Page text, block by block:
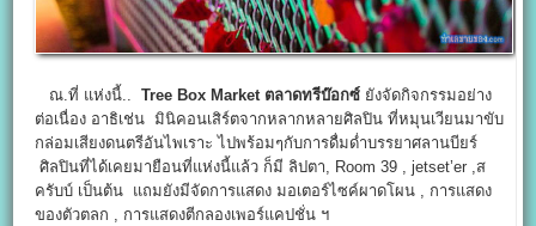
ณ.ที่ แห่งนี้..Tree Box Market ตลาดทรีบ๊อกซ์ ยังจัดกิจกรรมอย่าง
ต่อเนื่อง อาธิเช่น มินิคอนเสิร์ตจากหลากหลายศิลปิน ที่หมุนเวียนมาขับ
กล่อมเสียงดนตรีอันไพเราะ ไปพร้อมๆกับการดื่มด่ำบรรยาศลานบียร์
ศิลปินที่ได้เคยมายือนที่แห่งนี้แล้ว ก็มี ลิปตา, Room 39 , jetset’er ,ส
ครับบ์ เป็นต้น แถมยังมีจัดการแสดง มอเตอร์ไซค์ผาดโผน , การแสดง
ของตัวตลก , การแสดงตีกลองเพอร์แคปชั่น ฯ